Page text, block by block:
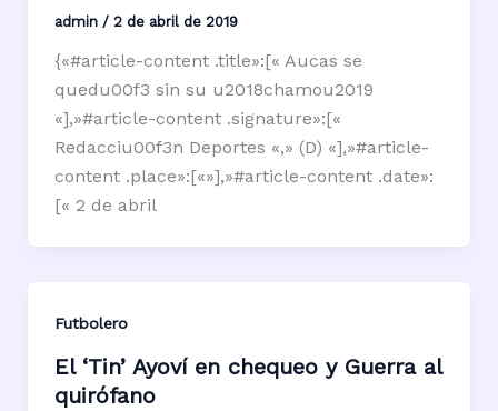
admin / 2 de abril de 2019
{«#article-content .title»:[« Aucas se
quedu00f3 sin su u2018chamou2019
«],»#article-content .signature»:[«
Redacciu00f3n Deportes «,» (D) «],»#article-
content .place»:[«»],»#article-content .date»:
[« 2 de abril
Futbolero
El ‘Tin’ Ayoví en chequeo y Guerra al
quirófano